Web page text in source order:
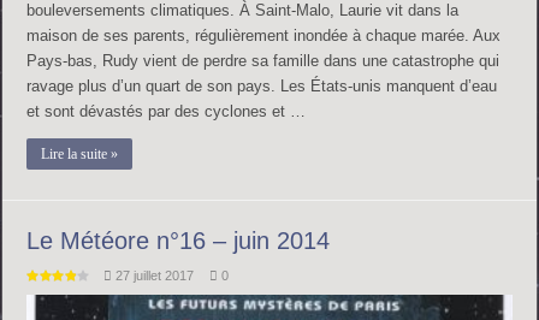
bouleversements climatiques. À Saint-Malo, Laurie vit dans la
maison de ses parents, régulièrement inondée à chaque marée. Aux
Pays-bas, Rudy vient de perdre sa famille dans une catastrophe qui
ravage plus d’un quart de son pays. Les États-unis manquent d’eau
et sont dévastés par des cyclones et …
Lire la suite »
Le Météore n°16 – juin 2014
27 juillet 2017 0